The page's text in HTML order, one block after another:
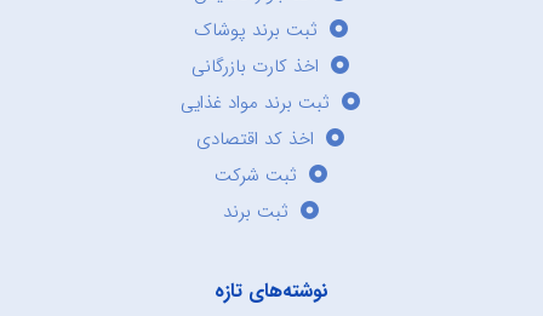
ثبت برند پوشاک
اخذ کارت بازرگانی
ثبت برند مواد غذایی
اخذ کد اقتصادی
ثبت شرکت
ثبت برند
نوشته‌های تازه